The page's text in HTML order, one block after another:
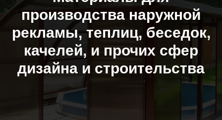
производства наружной
рекламы, теплиц, беседок,
качелей, и прочих сфер
дизайна и строительства